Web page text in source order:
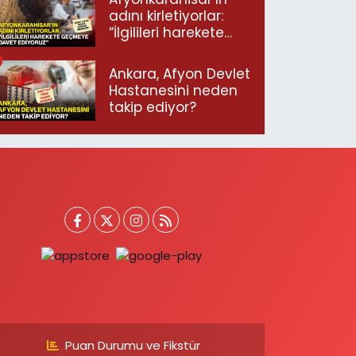
adını kirletiyorlar:
“İlgilileri harekete
ediyoruz”
Ankara, Afyon Devlet
Hastanesini neden
takip ediyor?
Puan Durumu ve Fikstür